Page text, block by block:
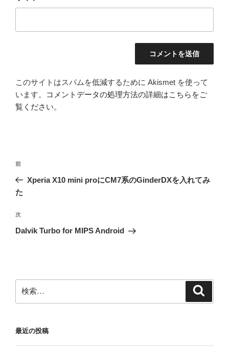
このサイトはスパムを低減するために Akismet を使って
います。
コメントデータの処理方法の詳細はこちらをご
覧ください。
投
ナ
ゲ
ー
前
の
投
前
Xperia X10 mini proにCM7系のGinderDXを入れてみ
た
次
の
次
Dalvik Turbo for MIPS Android
索:
最近の投稿